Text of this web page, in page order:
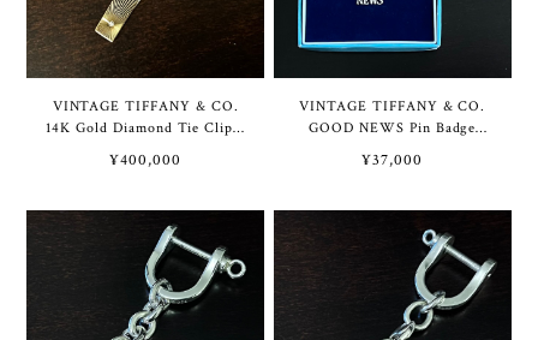
VINTAGE TIFFANY & CO.
14K Gold Diamond Tie Clip /
テージ ティファニー 14K ゴ
リップ / 18K ゴールド ネッ
クレス
¥400,000
VINTAGE TIFFANY & CO.
GOOD NEWS Pin Badge
ヴィンテージ ティファニー
スターリング シルバー デッ
ドストック
¥37,000